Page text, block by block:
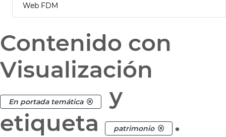
Web FDM
Contenido con
Visualización
En portada temática
y
etiqueta
patrimonio .